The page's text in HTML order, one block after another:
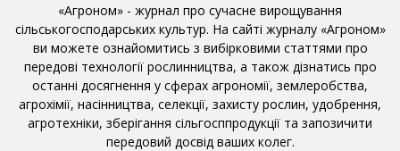
«Агроном» - журнал про сучасне вирощування
сільськогосподарських культур. На сайті журналу «Агроном»
ви можете ознайомитись з вибірковими статтями про
передові технології рослинництва, а також дізнатись про
останні досягнення у сферах агрономії, землеробства,
агрохімії, насінництва, селекції, захисту рослин, удобрення,
агротехніки, зберігання сільгосппродукції та запозичити
передовий досвід ваших колег.